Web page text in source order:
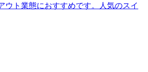
ウト業態におすすめです。人気のスイ